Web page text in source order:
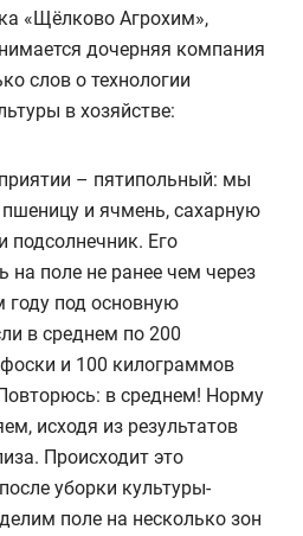
«Щёлково Агрохим»,
дочерняя компания
слов о технологии
в хозяйстве:
– пятипольный: мы
и ячмень, сахарную
подсолнечник. Его
на поле не ранее чем через
году под основную
в среднем по 200
и 100 килограммов
в среднем! Норму
исходя из результатов
Происходит это
уборки культуры-
поле на несколько зон